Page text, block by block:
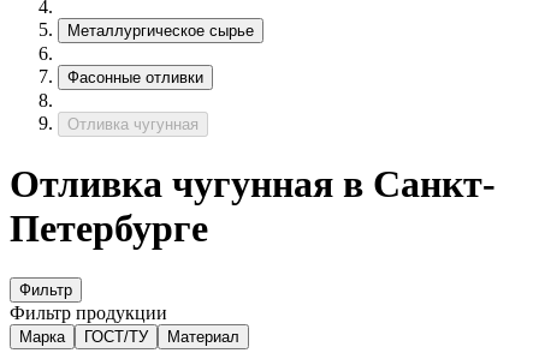
Металлургическое сырье
Фасонные отливки
Отливка чугунная
Отливка чугунная в Санкт-
Петербурге
Фильтр
Фильтр продукции
Марка ГОСТ/ТУ Материал